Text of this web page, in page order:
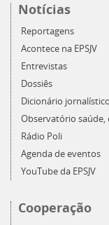
Notícias
Reportagens
Acontece na EPSJV
Entrevistas
Dossiês
Dicionário jornalístico
Observatório saúde,
Rádio Poli
Agenda de eventos
YouTube da EPSJV
Cooperação